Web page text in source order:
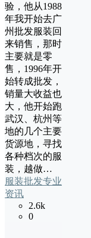
验，他从1988
年我开始去广
州批发服装回
来销售，那时
主要就是零
售，1996年开
始转成批发，
销量大收益也
大，他开始跑
武汉、杭州等
地的几个主要
货源地，寻找
各种档次的服
装，越做…
服装批发专业
资讯
2.6k
0